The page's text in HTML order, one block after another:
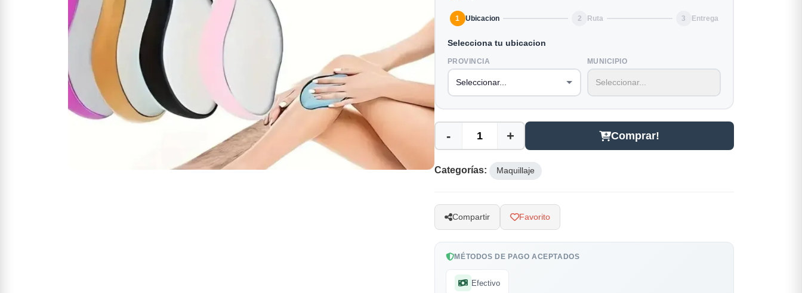
1 Ubicacion 2 Ruta 3 Entrega
Selecciona tu ubicacion
PROVINCIA MUNICIPIO
- + Comprar!
Categorías: Maquillaje
Compartir Favorito
MÉTODOS DE PAGO ACEPTADOS
Efectivo